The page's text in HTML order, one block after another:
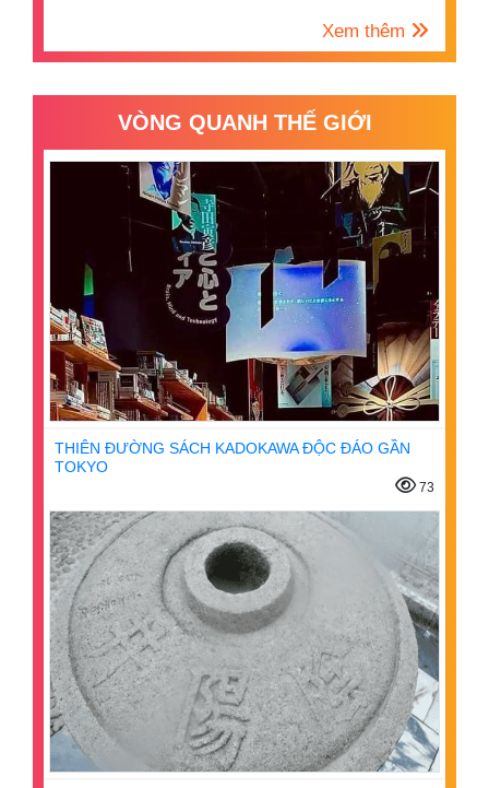
Xem thêm
VÒNG QUANH THẾ GIỚI
THIÊN ĐƯỜNG SÁCH KADOKAWA ĐỘC ĐÁO GẦN
TOKYO
73